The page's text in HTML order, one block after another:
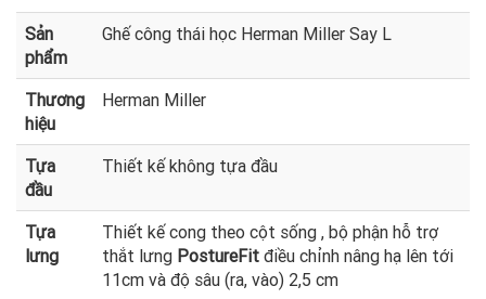
Sản
phẩm
Ghế công thái học Herman Miller Say L
Thương
hiệu
Herman Miller
Tựa
đầu
Thiết kế không tựa đầu
Tựa
lưng
Thiết kế cong theo cột sống , bộ phận hỗ trợ
thắt lưng PostureFit điều chỉnh nâng hạ lên tới
11cm và độ sâu (ra, vào) 2,5 cm